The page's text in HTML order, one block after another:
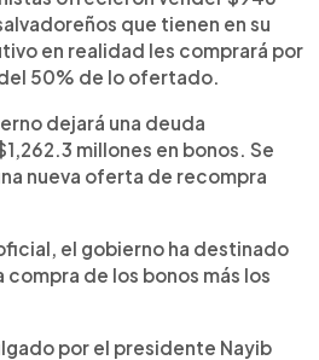
que tienen en su
en realidad les comprará por
50% de lo ofertado.
dejará una deuda
millones en bonos. Se
nueva oferta de recompra
el gobierno ha destinado
de los bonos más los
por el presidente Nayib